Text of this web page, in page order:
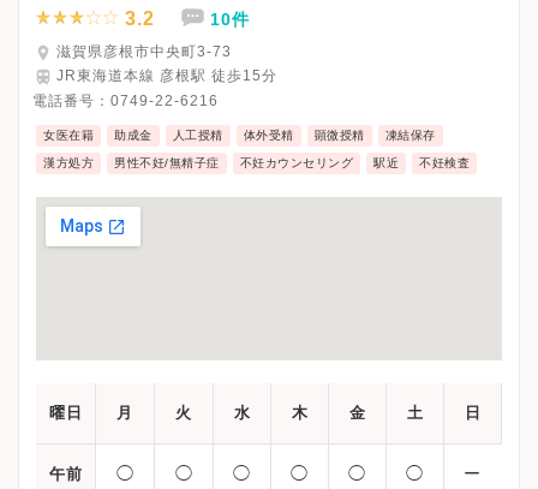
3.2 10件
滋賀県彦根市中央町3-73
JR東海道本線 彦根駅 徒歩15分
電話番号： 0749-22-6216
女医在籍 助成金 人工授精 体外受精 顕微授精 凍結保存
漢方処方 男性不妊/無精子症 不妊カウンセリング 駅近 不妊検査
曜日 月 火 水 木 金 土 日
午前 ◯ ◯ ◯ ◯ ◯ ◯ ー